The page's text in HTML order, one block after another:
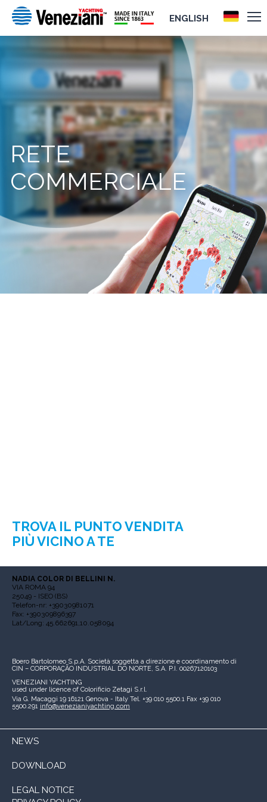
ENGLISH
RETE
COMMERCIALE
TROVA IL PUNTO VENDITA
PIÙ VICINO A TE
NADIA COLOR DI BELLINI N.
VIA ROMA 94
25049 - ISEO (BS)
Telefon-nr: +39030981071
Fax: +390309896397
Lat/Long: 45.662691,10.058094
Boero Bartolomeo S.p.A. Società soggetta a direzione e coordinamento di
CIN – CORPORAÇÃO INDUSTRIAL DO NORTE, S.A. P.I. 00267120103
VENEZIANI YACHTING
used under licence of Colorificio Zetagi S.r.l.
Via G. Macaggi 19 16121 Genova - Italy Tel. +39 010 5500.1 Fax +39 010
5500.291 info@venezianiyachting.com
NEWS
DOWNLOAD
LEGAL NOTICE